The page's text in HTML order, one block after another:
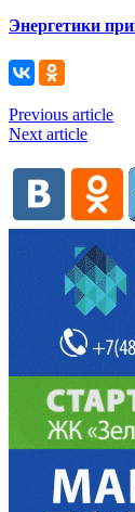
Энергетики
Previous article
Next article